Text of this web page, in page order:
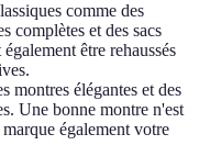
comme des
complètes et des sacs
être rehaussés
montres élégantes et des
Une bonne montre n'est
également votre